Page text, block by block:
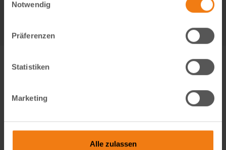
Notwendig
Präferenzen
Statistiken
Marketing
Alle zulassen
unterwegs. Die weiche, herausnehmbare Matte
Gerüche und zusätzliche Geborgenheit kannst du
Spielzeug in die Box legen. So fühlt sich dein Tier
schneller sicher und verbindet die Transportbox
geschützten Rückzugsort. Flexible Nutzung im
Transportbox ist nicht nur für Autofahrten
gedacht. Du kannst sie auch als Tragetasche
verwenden, über der Schulter tragen oder über
beraten.